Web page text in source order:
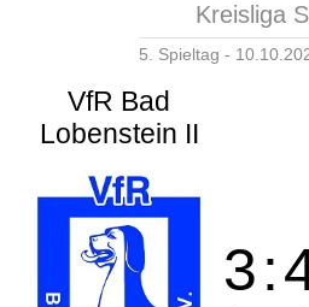
Kreisliga
5. Spieltag -
VfR Bad
Lobenstein II
3: